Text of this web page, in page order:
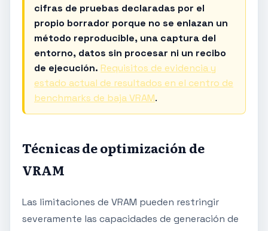
cifras de pruebas declaradas por el
propio borrador porque no se enlazan un
método reproducible, una captura del
entorno, datos sin procesar ni un recibo
de ejecución. Requisitos de evidencia y
estado actual de resultados en el centro de
benchmarks de baja VRAM.
Técnicas de optimización de
VRAM
Las limitaciones de VRAM pueden restringir
severamente las capacidades de generación de